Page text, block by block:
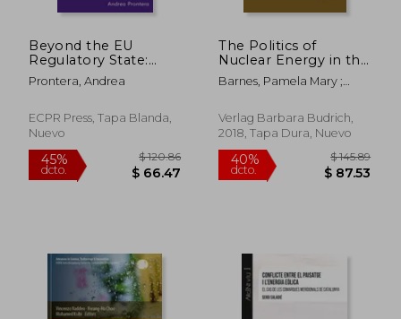
Beyond the EU
Regulatory State:
Energy Security and
the Eurasian Gas
Prontera, Andrea
ECPR Press, Tapa Blanda,
Nuevo
The Politics of
Nuclear Energy in the
European Union:
Framing the
Positions and
Dynamics (en Inglés)
Barnes, Pamela Mary ;
Verlag Barbara Budrich,
2018, Tapa Dura, Nuevo